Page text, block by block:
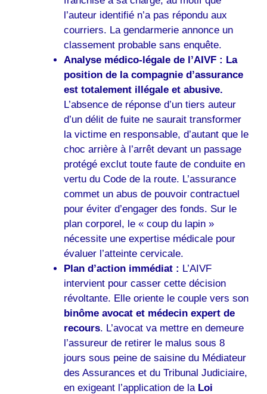
l’auteur identifié n’a pas répondu aux
courriers. La gendarmerie annonce un
classement probable sans enquête.
Analyse médico-légale de l’AIVF : La
position de la compagnie d’assurance
est totalement illégale et abusive.
L’absence de réponse d’un tiers auteur
d’un délit de fuite ne saurait transformer
la victime en responsable, d’autant que le
choc arrière à l’arrêt devant un passage
protégé exclut toute faute de conduite en
vertu du Code de la route. L’assurance
commet un abus de pouvoir contractuel
pour éviter d’engager des fonds. Sur le
plan corporel, le « coup du lapin »
nécessite une expertise médicale pour
évaluer l’atteinte cervicale.
Plan d’action immédiat : L’AIVF
intervient pour casser cette décision
révoltante. Elle oriente le couple vers son
binôme avocat et médecin expert de
recours. L’avocat va mettre en demeure
l’assureur de retirer le malus sous 8
jours sous peine de saisine du Médiateur
des Assurances et du Tribunal Judiciaire,
en exigeant l’application de la Loi